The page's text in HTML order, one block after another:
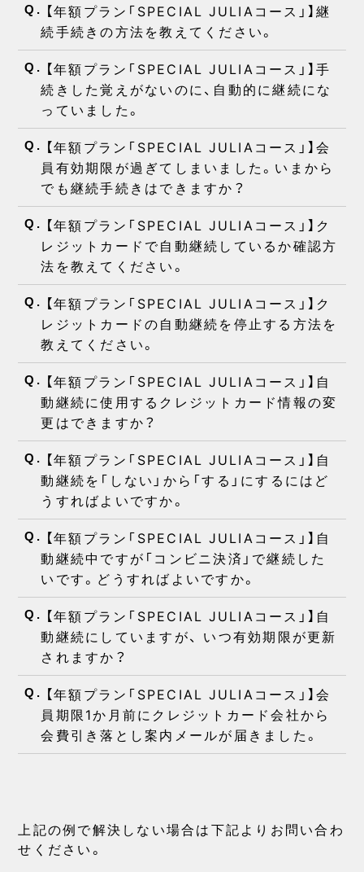
Q. 【年額プラン「SPECIAL JULIAコース」】継
続手続きの方法を教えてください。
Q. 【年額プラン「SPECIAL JULIAコース」】手
続きした覚えがないのに、自動的に継続にな
っていました。
Q. 【年額プラン「SPECIAL JULIAコース」】会
員有効期限が過ぎてしまいました。いまから
でも継続手続きはできますか？
Q. 【年額プラン「SPECIAL JULIAコース」】ク
レジットカードで自動継続しているか確認方
法を教えてください。
Q. 【年額プラン「SPECIAL JULIAコース」】ク
レジットカードの自動継続を停止する方法を
教えてください。
Q. 【年額プラン「SPECIAL JULIAコース」】自
動継続に使用するクレジットカード情報の変
更はできますか？
Q. 【年額プラン「SPECIAL JULIAコース」】自
動継続を「しない」から「する」にするにはど
うすればよいですか。
Q. 【年額プラン「SPECIAL JULIAコース」】自
動継続中ですが「コンビニ決済」で継続した
いです。どうすればよいですか。
Q. 【年額プラン「SPECIAL JULIAコース」】自
動継続にしていますが、 いつ有効期限が更新
されますか？
Q. 【年額プラン「SPECIAL JULIAコース」】会
員期限1か月前にクレジットカード会社から
会費引き落とし案内メールが届きました。
上記の例で解決しない場合は下記よりお問い合わ
せください。